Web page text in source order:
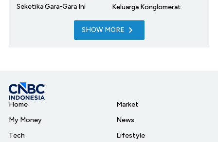
Seketika Gara-Gara Ini
Keluarga Konglomerat
SHOW MORE
Home
My Money
Tech
Market
News
Lifestyle